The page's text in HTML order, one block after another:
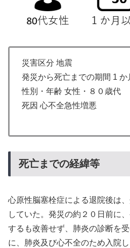
災害区分 地震
発災から死亡までの期間 1 か
性別・年齢 女性・８０歳代
死因 心不全急性増悪
死亡までの経緯等
心原性脳塞栓症による退院後は
していた。発災の約２０日前に
するも改善せず、肺炎の診断を
に、肺炎及び心不全のため入院